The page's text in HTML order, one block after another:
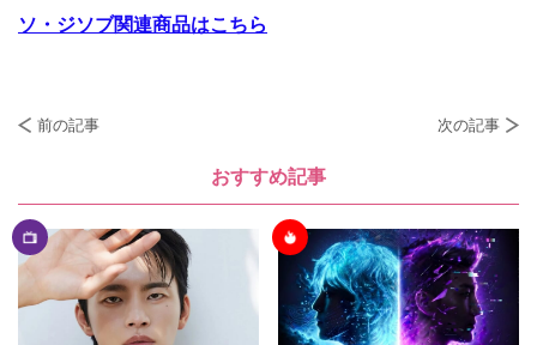
ソ・ジソブ関連商品はこちら
前の記事 次の記事
おすすめ記事